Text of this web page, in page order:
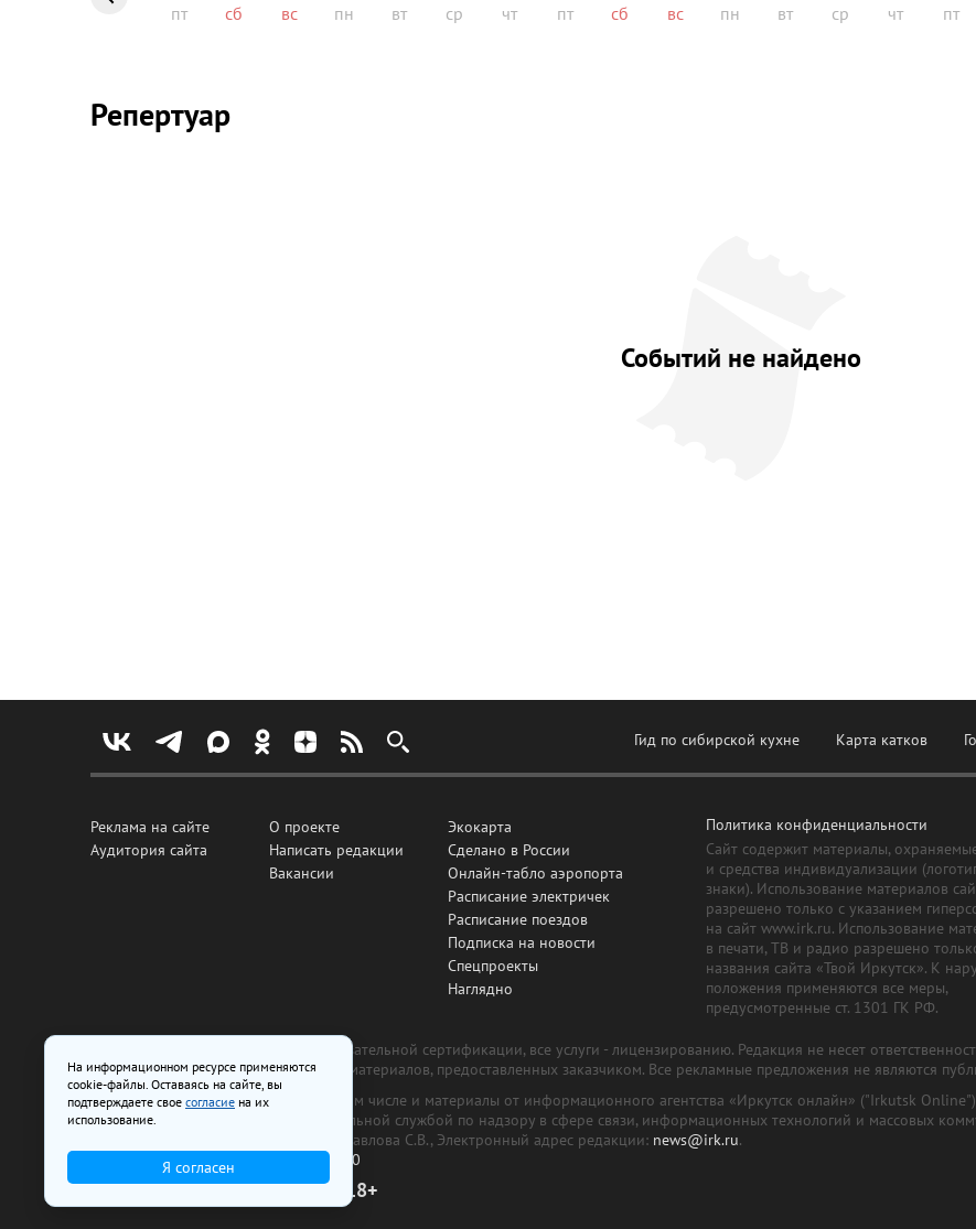
пт сб вс пн вт ср чт пт сб вс пн вт ср чт пт
Репертуар
Событий не найдено
Гид по сибирской кухне Карта катков
Реклама на сайте
Аудитория сайта
О проекте
Написать редакции
Вакансии
Экокарта
Сделано в России
Онлайн-табло аэропорта
Расписание электричек
Расписание поездов
Подписка на новости
Спецпроекты
Наглядно
Политика конфиденциальности
Сайт содержит материалы,
и средства индивидуализации
знаки). Использование материалов
разрешено только с указанием
на сайт www.irk.ru. Использование
в печати, ТВ и радио разрешено
названия сайта «Твой Иркутск». К
положения применяются все меры,
предусмотренные ст. 1301 ГК РФ.
Все рекламные товары подлежат обязательной сертификации, все услуги - лицензированию. Редакция не несет
изготовлена и размещена на основе материалов, предоставленных заказчиком. Все рекламные предложения не являются
На сайте www.irk.ru размещаются в том числе и материалы от информационного агентства «Иркутск онлайн» ("Irkutsk
от 29 октября 2018 г., выдан Федеральной службой по надзору в сфере связи, информационных технологий и массовых
ООО «Ирк.ру». Главный редактор — Павлова С.В., Электронный адрес редакции: news@irk.ru.
Телефон редакции:
+7 (3952) 48-88-50
18+
На информационном ресурсе применяются
cookie-файлы. Оставаясь на сайте, вы
подтверждаете свое согласие на их
использование.
Я согласен